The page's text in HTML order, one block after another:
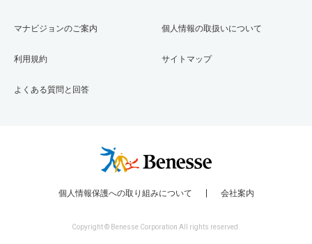
マナビジョンのご案内
利用規約
よくある質問と回答
個人情報の取扱いについて
サイトマップ
個人情報保護への取り組みについて 会社案内
Copyright © Benesse Corporation All rights reserved.